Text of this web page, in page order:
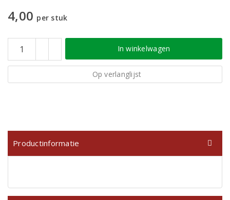
4,00 per stuk
In winkelwagen
Op verlanglijst
Productinformatie